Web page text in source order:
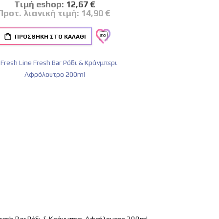
Tιμή eshop: Ειδική
Τιμή
12,67 €
λιανική τιμή: 14,90 €
ΠΡΟΣΘΉΚΗ ΣΤΟ ΚΑΛΆΘΙ